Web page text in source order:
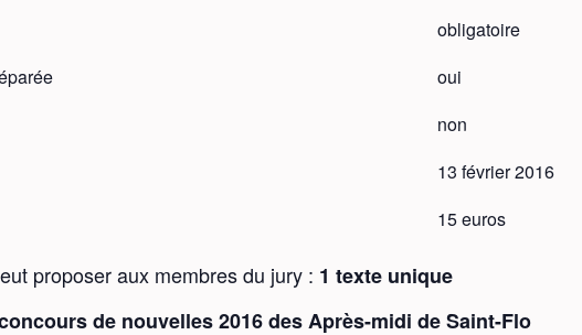
obligatoire
oui
non
13 février 2016
15 euros
proposer aux membres du jury : 1 texte unique
de nouvelles 2016 des Après-midi de Saint-Flo